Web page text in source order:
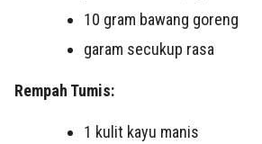
10 gram bawang goreng
garam secukup rasa
Rempah Tumis:
1 kulit kayu manis